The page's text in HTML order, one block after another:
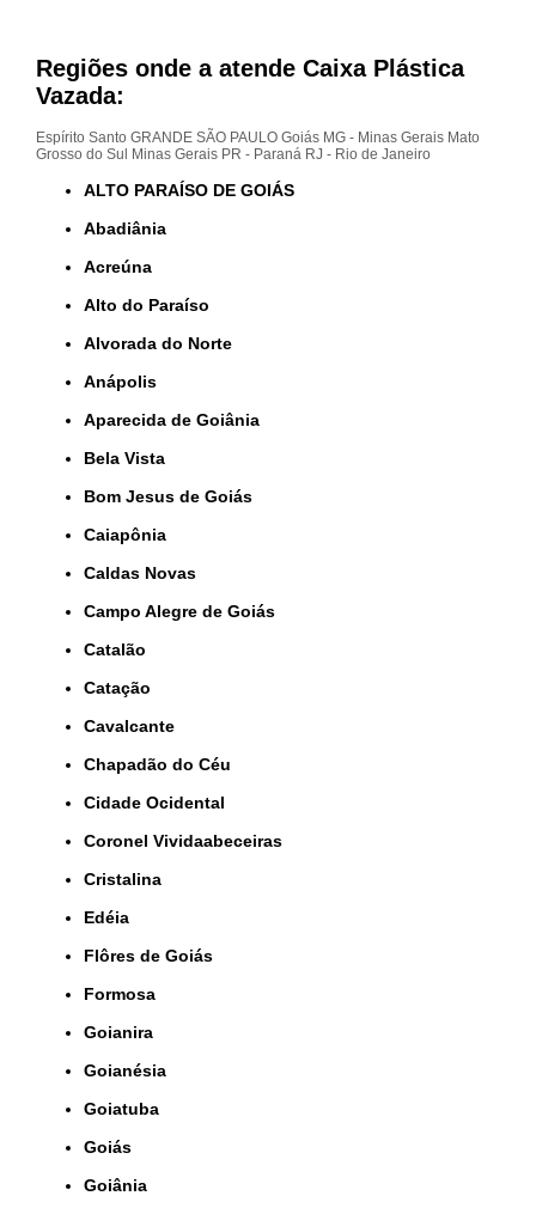
Regiões onde a atende Caixa Plástica
Vazada:
Espírito Santo GRANDE SÃO PAULO Goiás MG - Minas Gerais Mato
Grosso do Sul
Minas Gerais PR - Paraná RJ - Rio de Janeiro
ALTO PARAÍSO DE GOIÁS
Abadiânia
Acreúna
Alto do Paraíso
Alvorada do Norte
Anápolis
Aparecida de Goiânia
Bela Vista
Bom Jesus de Goiás
Caiapônia
Caldas Novas
Campo Alegre de Goiás
Catalão
Catação
Cavalcante
Chapadão do Céu
Cidade Ocidental
Coronel Vividaabeceiras
Cristalina
Edéia
Flôres de Goiás
Formosa
Goianira
Goianésia
Goiatuba
Goiás
Goiânia